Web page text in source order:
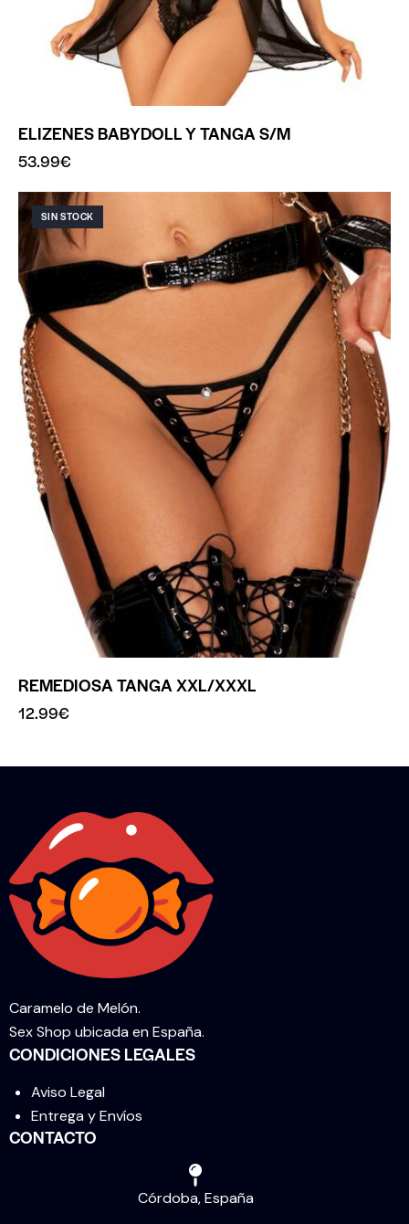
ELIZENES BABYDOLL Y TANGA S/M
53.99€
SIN STOCK
REMEDIOSA TANGA XXL/XXXL
12.99€
Caramelo de Melón.
Sex Shop ubicada en España.
CONDICIONES LEGALES
Aviso Legal
Entrega y Envíos
CONTACTO
Córdoba, España